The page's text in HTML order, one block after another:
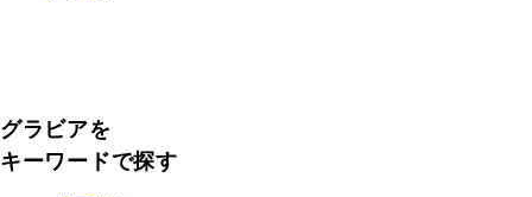
グラビアを
キーワードで探す